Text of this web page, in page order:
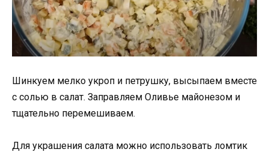
Шинкуем мелко укроп и петрушку, высыпаем вместе
с солью в салат. Заправляем Оливье майонезом и
тщательно перемешиваем.
Для украшения салата можно использовать ломтик